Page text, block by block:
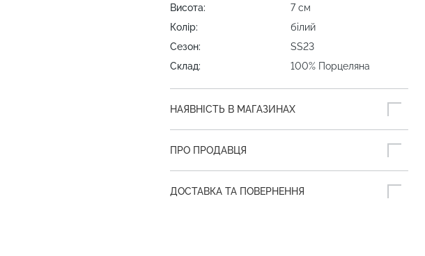
Висота:
7 см
Колір:
білий
Сезон:
SS23
Склад:
100% Порцеляна
НАЯВНІСТЬ В МАГАЗИНАХ
ПРО ПРОДАВЦЯ
ДОСТАВКА ТА ПОВЕРНЕННЯ